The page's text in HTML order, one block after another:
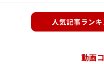
人気記事ラン
動画